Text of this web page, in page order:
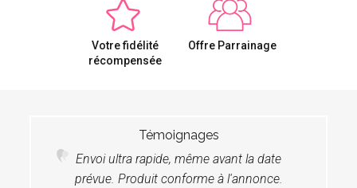
Votre fidélité
récompensée
Offre Parrainage
Témoignages
Envoi ultra rapide, même avant la date
prévue. Produit conforme à l'annonce.